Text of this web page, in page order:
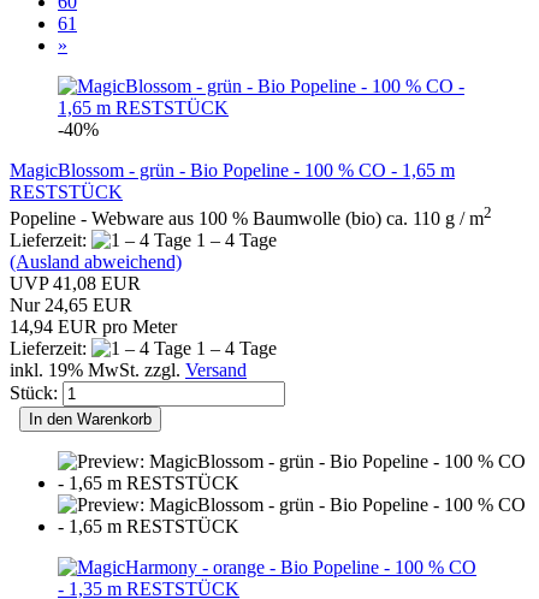
61
»
-40%
MagicBlossom - grün - Bio Popeline - 100 % CO - 1,65 m
RESTSTÜCK
Popeline - Webware aus 100 % Baumwolle (bio) ca. 110 g / m2
Lieferzeit:
1 – 4 Tage
(Ausland abweichend)
UVP 41,08 EUR
Nur 24,65 EUR
14,94 EUR pro Meter
Lieferzeit:
1 – 4 Tage
inkl. 19% MwSt. zzgl. Versand
Stück:
In den Warenkorb